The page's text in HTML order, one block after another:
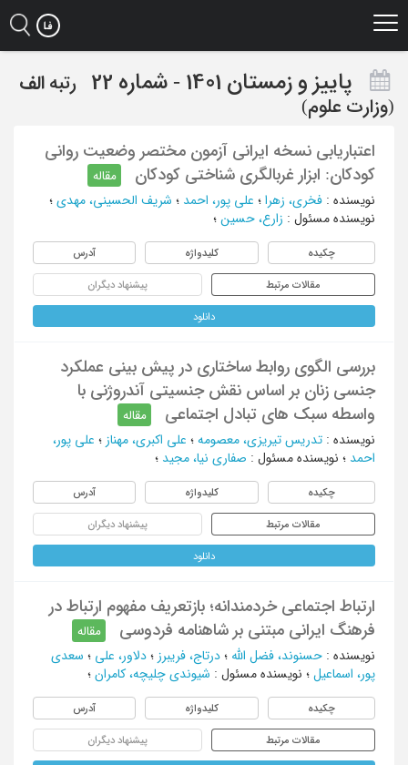
پاییز و زمستان 1401 - شماره 22 رتبه الف
(وزارت علوم)
اعتباریابی نسخه ایرانی آزمون مختصر وضعیت روانی
کودکان: ابزار غربالگری شناختی کودکان
مقاله
نویسنده : فخری، زهرا ؛ علی پور، احمد ؛ شریف الحسینی، مهدی ؛
نویسنده مسئول : زارع، حسین ؛
چکیده کلیدواژه آدرس
مقالات مرتبط پیشنهاد دیگران
دانلود
بررسی الگوی روابط ساختاری در پیش بینی عملکرد
جنسی زنان بر اساس نقش جنسیتی آندروژنی با
واسطه سبک های تبادل اجتماعی
مقاله
نویسنده : تدریس تیریزی، معصومه ؛ علی اکبری، مهناز ؛ علی پور،
احمد ؛ نویسنده مسئول : صفاری نیا، مجید ؛
چکیده کلیدواژه آدرس
مقالات مرتبط پیشنهاد دیگران
دانلود
ارتباط اجتماعی خردمندانه؛ بازتعریف مفهوم ارتباط در
فرهنگ ایرانی مبتنی بر شاهنامه فردوسی
مقاله
نویسنده : حسنوند، فضل الله ؛ درتاج، فریبرز ؛ دلاور، علی ؛ سعدی
پور، اسماعیل ؛ نویسنده مسئول : شیوندی چلیچه، کامران ؛
چکیده کلیدواژه آدرس
مقالات مرتبط پیشنهاد دیگران